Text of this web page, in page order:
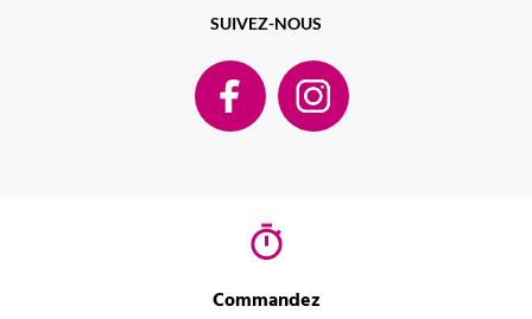
SUIVEZ-NOUS
Commandez